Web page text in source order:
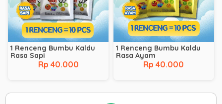
1 Renceng Bumbu Kaldu
Rasa Sapi
Rp 40.000
1 Renceng Bumbu Kaldu
Rasa Ayam
Rp 40.000